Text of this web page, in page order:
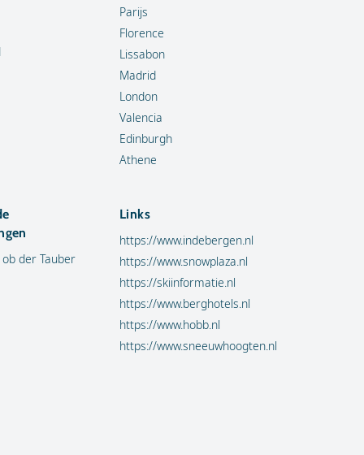
Parijs
Florence
Lissabon
Madrid
London
Valencia
Edinburgh
Athene
der Tauber
Links
https://www.indebergen.nl
https://www.snowplaza.nl
https://skiinformatie.nl
https://www.berghotels.nl
https://www.hobb.nl
https://www.sneeuwhoogten.nl